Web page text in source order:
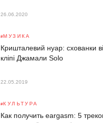
26.06.2020
МУЗИКА
Кришталевий нуар: схованки
кліпі Джамали Solo
22.05.2019
КУЛЬТУРА
Как получить eargasm: 5